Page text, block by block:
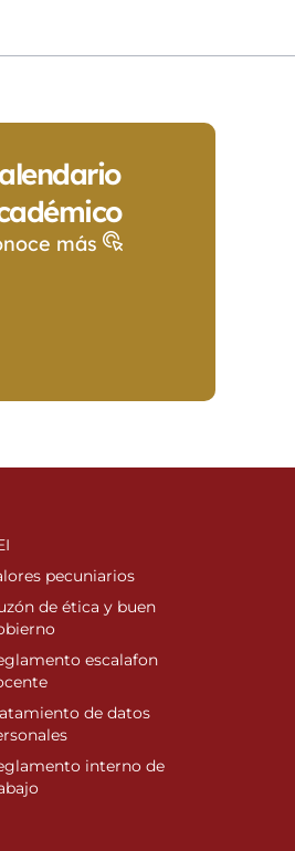
más
pecuniarios
de ética y buen
escalafon
de datos
interno de